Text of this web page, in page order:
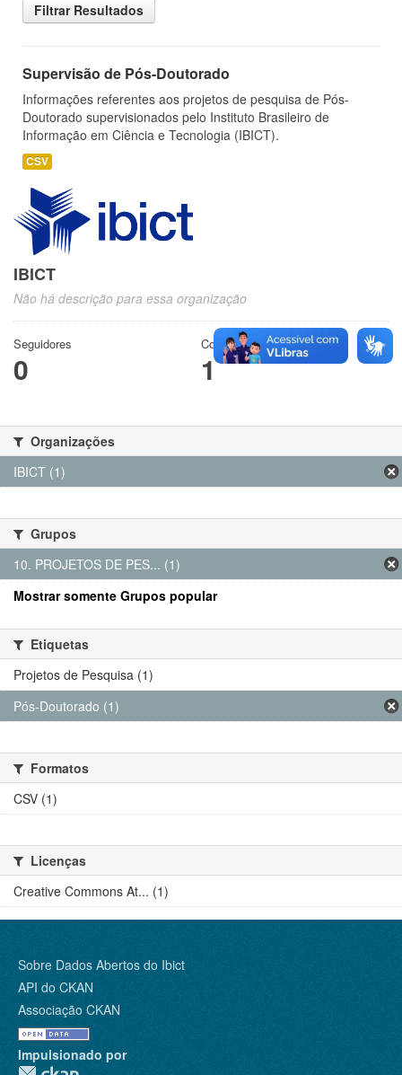
Filtrar Resultados
Supervisão de Pós-Doutorado
Informações referentes aos projetos de pesquisa de Pós-
Doutorado supervisionados pelo Instituto Brasileiro de
Informação em Ciência e Tecnologia (IBICT).
CSV
IBICT
Não há descrição para essa organização
Seguidores
0
Conjuntos de dados
1
Organizações
IBICT (1)
Grupos
10. PROJETOS DE PES... (1)
Mostrar somente Grupos popular
Etiquetas
Projetos de Pesquisa (1)
Pós-Doutorado (1)
Formatos
CSV (1)
Licenças
Creative Commons At... (1)
Sobre Dados Abertos do Ibict
API do CKAN
Associação CKAN
Impulsionado por